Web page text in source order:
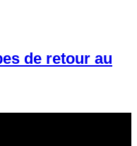
de retour au